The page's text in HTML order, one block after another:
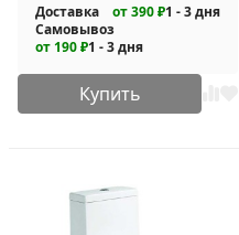
Доставка от 390 ₽1 - 3 дня
Самовывоз
от 190 ₽1 - 3 дня
Купить